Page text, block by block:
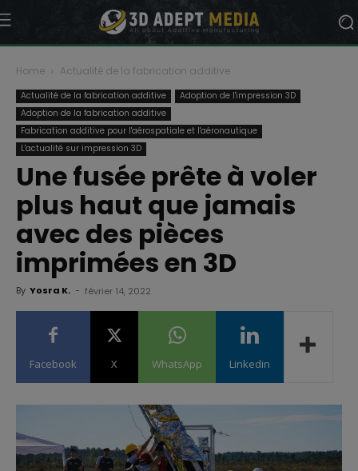
Home Actualité de la fabrication additive
Actualité de la fabrication additive
Adoption de l'impression 3D
Adoption de la fabrication additive
Fabrication additive pour l'aérospatiale et l'aéronautique
L'actualité sur impression 3D
Une fusée prête à voler
plus haut que jamais
avec des pièces
imprimées en 3D
By Yosra K. - février 14, 2022
Facebook X WhatsApp Linkedin